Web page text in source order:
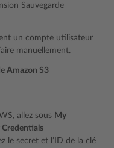
Sauvegarde
un compte utilisateur
manuellement.
Amazon S3
allez sous My
le secret et l’ID de la clé